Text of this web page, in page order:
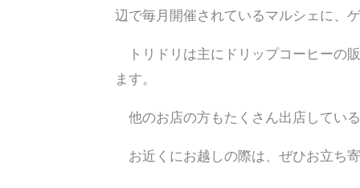
辺で毎月開催されているマルシェに、
トリドリは主にドリップコーヒーの
ます。
他のお店の方もたくさん出店してい
お近くにお越しの際は、ぜひお立ち